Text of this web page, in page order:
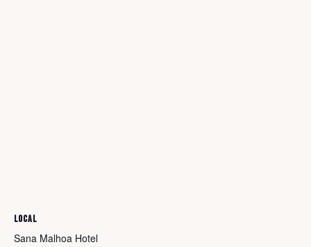
LOCAL
Sana Malhoa Hotel